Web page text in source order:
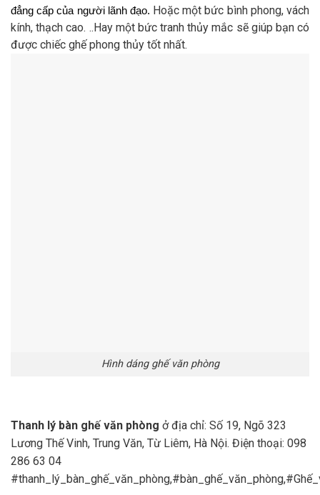
đẳng cấp của người lãnh đạo. Hoặc một bức bình phong, vách
kính, thạch cao. ..Hay một bức tranh thủy mắc sẽ giúp bạn có
được chiếc ghế phong thủy tốt nhất.
Hình dáng ghế văn phòng
Thanh lý bàn ghế văn phòng ở địa chỉ: Số 19, Ngõ 323
Lương Thế Vinh, Trung Văn, Từ Liêm, Hà Nội. Điện thoại: 098
286 63 04